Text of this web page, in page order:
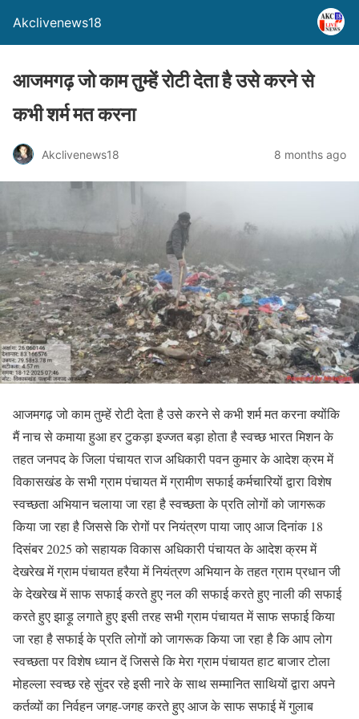
Akclivenews18
आजमगढ़ जो काम तुम्हें रोटी देता है उसे करने से
कभी शर्म मत करना
Akclivenews18 8 months ago
आजमगढ़ जो काम तुम्हें रोटी देता है उसे करने से कभी शर्म मत करना क्योंकि
मैं नाच से कमाया हुआ हर टुकड़ा इज्जत बड़ा होता है स्वच्छ भारत मिशन के
तहत जनपद के जिला पंचायत राज अधिकारी पवन कुमार के आदेश क्रम में
विकासखंड के सभी ग्राम पंचायत में ग्रामीण सफाई कर्मचारियों द्वारा विशेष
स्वच्छता अभियान चलाया जा रहा है स्वच्छता के प्रति लोगों को जागरूक
किया जा रहा है जिससे कि रोगों पर नियंत्रण पाया जाए आज दिनांक 18
दिसंबर 2025 को सहायक विकास अधिकारी पंचायत के आदेश क्रम में
देखरेख में ग्राम पंचायत हरैया में नियंत्रण अभियान के तहत ग्राम प्रधान जी
के देखरेख में साफ सफाई करते हुए नल की सफाई करते हुए नाली की सफाई
करते हुए झाड़ू लगाते हुए इसी तरह सभी ग्राम पंचायत में साफ सफाई किया
जा रहा है सफाई के प्रति लोगों को जागरूक किया जा रहा है कि आप लोग
स्वच्छता पर विशेष ध्यान दें जिससे कि मेरा ग्राम पंचायत हाट बाजार टोला
मोहल्ला स्वच्छ रहे सुंदर रहे इसी नारे के साथ सम्मानित साथियों द्वारा अपने
कर्तव्यों का निर्वहन जगह-जगह करते हुए आज के साफ सफाई में गुलाब